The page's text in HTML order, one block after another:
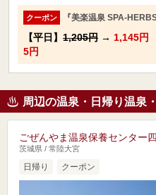
クーポン 『美楽温泉 SPA-
【平日】 1,205円 → 1,145円
5円
周辺の温泉・日帰り温泉
ごぜんやま温泉保養センター
茨城県 / 常陸大宮
日帰り クーポン